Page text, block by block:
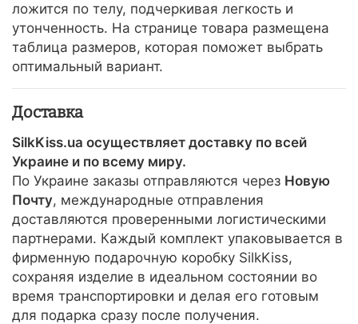
ложится по телу, подчеркивая легкость и
утонченность. На странице товара размещена
таблица размеров, которая поможет выбрать
оптимальный вариант.
Доставка
SilkKiss.ua осуществляет доставку по всей
Украине и по всему миру.
По Украине заказы отправляются через Новую
Почту, международные отправления
доставляются проверенными логистическими
партнерами. Каждый комплект упаковывается в
фирменную подарочную коробку SilkKiss,
сохраняя изделие в идеальном состоянии во
время транспортировки и делая его готовым
для подарка сразу после получения.